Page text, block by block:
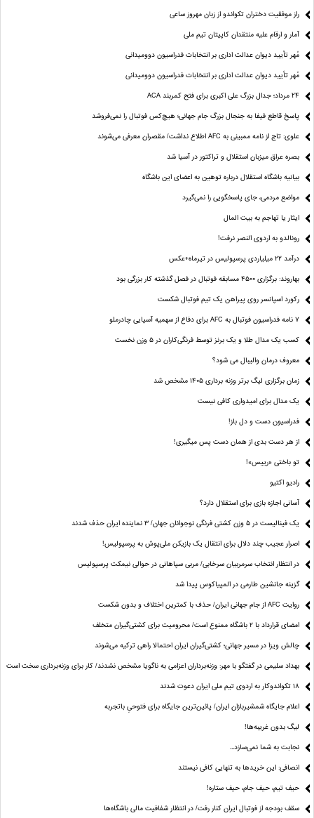
راز موفقیت دختران تکواندو از زبان مهروز ساعی
آمار و ارقام علیه منتقدان کاپیتان تیم ملی
مُهر تأیید دیوان عدالت اداری بر انتخابات فدراسیون دوومیدانی
مُهر تأیید دیوان عدالت اداری بر انتخابات فدراسیون دوومیدانی
24 مرداد؛ جدال بزرگ علی‌ اکبری برای فتح کمربند ACA
پاسخ قاطع فیفا به جنجال بزرگ جام جهانی؛ هیچ‌کس فوتبال را نمی‌فروشد
علوی: تاج از نامه ممبینی به AFC اطلاع نداشت/ مقصران معرفی می‌شوند
بصره عراق میزبان استقلال و تراکتور در آسیا شد
بیانیه باشگاه استقلال درباره توهین به اعضای این باشگاه
مواضع مردمی، جای پاسخگویی را نمی‌گیرد
ایثار یا تهاجم به بیت المال
رونالدو به اردوی النصر نرفت!
درآمد ۲۲ میلیاردی پرسپولیس در تیرماه+عکس
بهاروند: برگزاری ۴۵۰۰ مسابقه فوتبال در فصل گذشته کار بزرگی بود
رکورد اسپانسر روی پیراهن یک تیم فوتبال شکست
۷ نامه فدراسیون فوتبال به AFC برای دفاع از سهمیه آسیایی چادرملو
کسب یک مدال طلا و یک برنز توسط فرنگی‌کاران در ۵ وزن نخست
معروف درمان والیبال می شود؟
زمان برگزاری لیگ برتر وزنه برداری ۱۴۰۵ مشخص شد
یک مدال برای امیدواری کافی نیست
فدراسیون دست‌ و دل باز!
از هر دست بدی از همان دست پس میگیری!
تو باختی «رییس»!
رادیو اکتیو
آسانی اجازه بازی برای استقلال دارد؟
یک فینالیست در ۵ وزن کشتی فرنگی نوجوانان جهان/ ۳ نماینده ایران حذف شدند
اصرار عجیب چند دلال برای انتقال یک بازیکن ملی‌پوش به پرسپولیس!
در انتظار انتخاب سرمربیان سرخابی/ مربی سپاهانی در حوالی نیمکت پرسپولیس
گزینه جانشین طارمی در المپیاکوس پیدا شد
روایت AFC از جام جهانی ایران/ حذف با کمترین اختلاف و بدون شکست
امضای قرارداد با ۲ باشگاه ممنوع است/ محرومیت برای کشتی‌گیران متخلف
چالش ویزا در مسیر جهانی؛ کشتی‌گیران ایران احتمالا راهی ترکیه می‌شوند
بهداد سلیمی در گفتگو با مهر: وزنه‌برداران اعزامی به ناگویا مشخص نشدند/ کار برای وزنه‌برداری سخت است
۱۸ تکواندوکار به اردوی تیم ملی ایران دعوت شدند
اعلام جایگاه شمشیربازان ایران/ پائین‌ترین جایگاه برای فتوحیِ باتجربه
لیگ بدون غریبه‌ها!
نجابت به شما نمی‌سازد...
انصافی: این خریدها به تنهایی کافی نیستند
حیف تیم، حیف جام، حیف ستاره‌!
سقف بودجه از فوتبال ایران کنار رفت/ در انتظار شفافیت مالی باشگاه‌ها